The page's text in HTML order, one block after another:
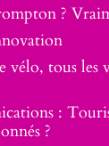
?
vélo, tous les
:
?